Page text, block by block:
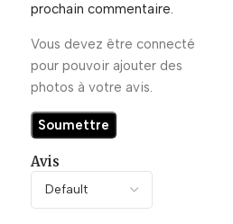
Avis
prochain commentaire.
Vous devez être connecté
pour pouvoir ajouter des
photos à votre avis.